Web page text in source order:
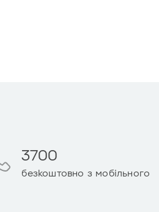
3700
безкоштовно з мобільного